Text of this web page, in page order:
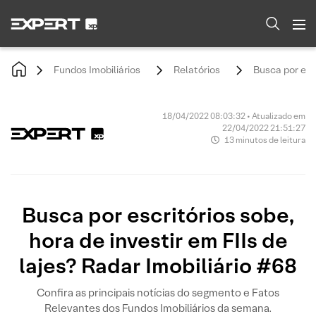
Fundos Imobiliários Relatórios Busca por
18/04/2022 08:03:32 • Atualizado em
22/04/2022 21:51:27
13 minutos de leitura
Busca por escritórios sobe,
hora de investir em FIIs de
lajes? Radar Imobiliário #68
Confira as principais notícias do segmento e Fatos
Relevantes dos Fundos Imobiliários da semana.